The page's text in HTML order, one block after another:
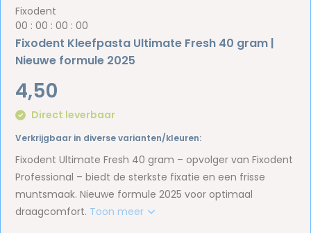
Fixodent
00 :00 :00 :00
Fixodent Kleefpasta Ultimate Fresh 40 gram |
Nieuwe formule 2025
4,50
Direct leverbaar
Verkrijgbaar in diverse varianten/kleuren:
Fixodent Ultimate Fresh 40 gram – opvolger van Fixodent
Professional – biedt de sterkste fixatie en een frisse
muntsmaak. Nieuwe formule 2025 voor optimaal
draagcomfort. Toon meer